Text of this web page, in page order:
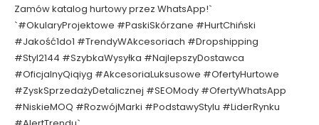
Zamów katalog hurtowy przez WhatsApp!`
`#OkularyProjektowe #PaskiSkórzane #HurtChiński
#Jakość1do1 #TrendyWAkcesoriach #Dropshipping
#Styl2144 #SzybkaWysyłka #NajlepszyDostawca
#OficjalnyQiqiyg #AkcesoriaLuksusowe #OfertyHurtowe
#ZyskSprzedażyDetalicznej #SEOMody #OfertyWhatsApp
#NiskieMOQ #RozwójMarki #PodstawyStylu #LiderRynku